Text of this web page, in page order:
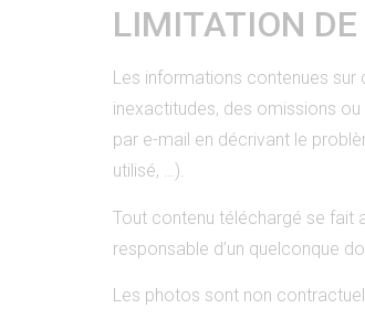
LIMITATION
Les informations contenues
inexactitudes, des omissions
par e-mail en décrivant le
utilisé, …).
Tout contenu téléchargé se fait
responsable d’un quelconque
Les photos sont non